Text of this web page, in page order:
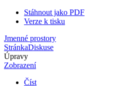
Stáhnout jako PDF
Verze k tisku
Jmenné prostory
StránkaDiskuse
Úpravy
Zobrazení
Číst